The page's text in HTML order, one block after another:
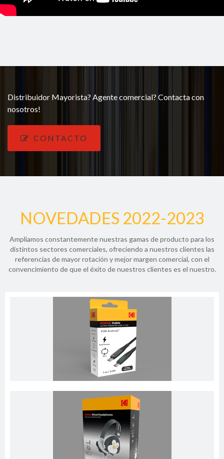
Distribuidor Mayorista? Agente comercial? Contacta con
nosotros!
CONTACTO
NOVEDADES 2022-2023
Ampliamos constantemente nuestras gamas de producto para los
distintos sectores comerciales, ofreciendo a nuestros clientes las
referencias de mayor rotación y mejor margen comercial, con el
convencimiento de que el éxito de nuestros clientes es el nuestro.